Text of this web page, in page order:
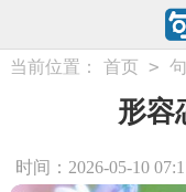
当前位置： 首页 >
形容
时间：2026-05-10